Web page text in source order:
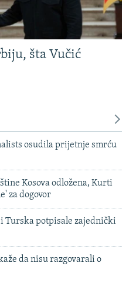
šta Vučić
osudila prijetnje smrću
Kosova odložena, Kurti
za dogovor
Turska potpisale zajednički
da nisu razgovarali o